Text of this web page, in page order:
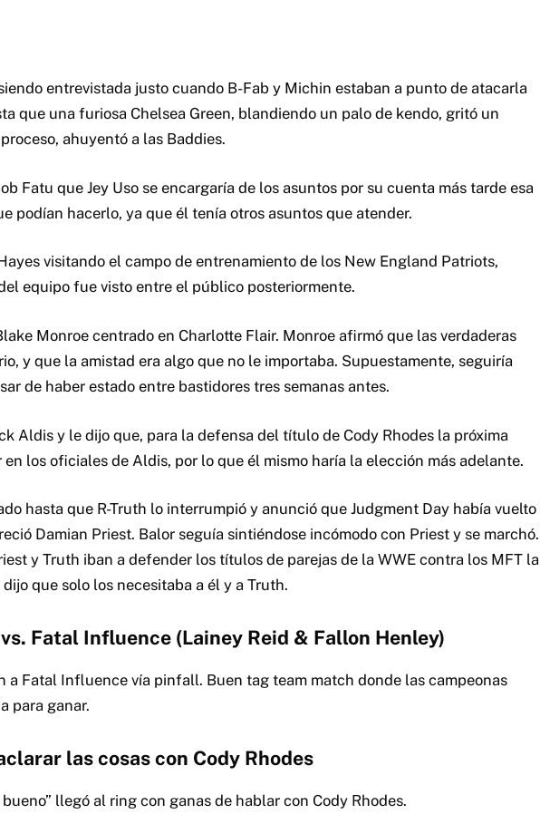
entrevistada justo cuando B-Fab y Michin estaban a punto de atacarla
que una furiosa Chelsea Green, blandiendo un palo de kendo, gritó un
ahuyentó a las Baddies.
Fatu que Jey Uso se encargaría de los asuntos por su cuenta más tarde esa
podían hacerlo, ya que él tenía otros asuntos que atender.
visitando el campo de entrenamiento de los New England Patriots,
equipo fue visto entre el público posteriormente.
Monroe centrado en Charlotte Flair. Monroe afirmó que las verdaderas
y que la amistad era algo que no le importaba. Supuestamente, seguiría
de haber estado entre bastidores tres semanas antes.
Aldis y le dijo que, para la defensa del título de Cody Rhodes la próxima
los oficiales de Aldis, por lo que él mismo haría la elección más adelante.
hasta que R-Truth lo interrumpió y anunció que Judgment Day había vuelto
Damian Priest. Balor seguía sintiéndose incómodo con Priest y se marchó.
y Truth iban a defender los títulos de parejas de la WWE contra los MFT la
que solo los necesitaba a él y a Truth.
Fatal Influence (Lainey Reid & Fallon Henley)
a Fatal Influence vía pinfall. Buen tag team match donde las campeonas
para ganar.
las cosas con Cody Rhodes
llegó al ring con ganas de hablar con Cody Rhodes.